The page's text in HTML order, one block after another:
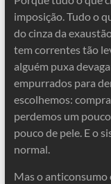
imposição. Tudo o
do cinza da
tem correntes tão
alguém puxa
empurrados para
escolhemos:
perdemos um
pouco de pele. E o
normal.
Mas o anticonsumo